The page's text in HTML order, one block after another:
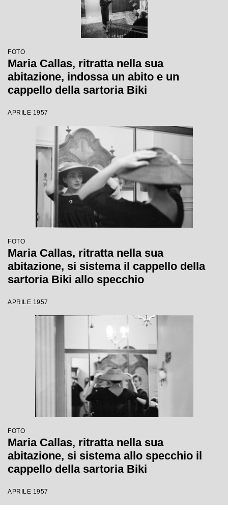
FOTO
Maria Callas, ritratta nella sua
abitazione, indossa un abito e un
cappello della sartoria Biki
APRILE 1957
FOTO
Maria Callas, ritratta nella sua
abitazione, si sistema il cappello della
sartoria Biki allo specchio
APRILE 1957
FOTO
Maria Callas, ritratta nella sua
abitazione, si sistema allo specchio il
cappello della sartoria Biki
APRILE 1957